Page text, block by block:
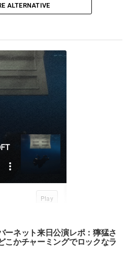
ALTERNATIVE
ーネット来日公演レポ：獰猛さ
こかチャーミングでロックなラ